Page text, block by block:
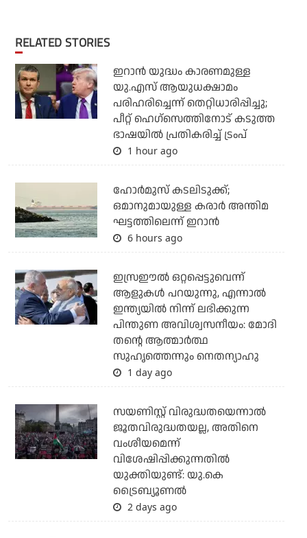
RELATED STORIES
ഇറാന്‍ യുദ്ധം കാരണമുള്ള
യു.എസ് ആയുധക്ഷാമം
പരിഹരിച്ചെന്ന് തെറ്റിധാരിപ്പിച്ചു;
പീറ്റ് ഹെഗ്‌സെത്തിനോട് കടുത്ത
ഭാഷയില്‍ പ്രതികരിച്ച് ട്രംപ്
1 hour ago
ഹോര്‍മുസ് കടലിടുക്ക്;
ഒമാനുമായുള്ള കരാര്‍ അന്തിമ
ഘട്ടത്തിലെന്ന് ഇറാന്‍
6 hours ago
ഇസ്രഈല്‍ ഒറ്റപ്പെട്ടുവെന്ന്
ആളുകള്‍ പറയുന്നു, എന്നാല്‍
ഇന്ത്യയില്‍ നിന്ന് ലഭിക്കുന്ന
പിന്തുണ അവിശ്വസനീയം: മോദി
തന്റെ ആത്മാര്‍ത്ഥ
സുഹൃത്തെന്നും നെതന്യാഹു
1 day ago
സയണിസ്റ്റ് വിരുദ്ധതയെന്നാല്‍
ജൂതവിരുദ്ധതയല്ല, അതിനെ
വംശീയമെന്ന്
വിശേഷിപ്പിക്കുന്നതില്‍
യുക്തിയുണ്ട്: യു.കെ
ട്രൈബ്യൂണല്‍
2 days ago